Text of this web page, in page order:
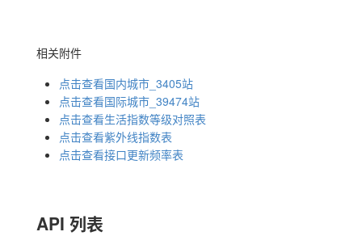
相关附件
点击查看国内城市_3405站
点击查看国际城市_39474站
点击查看生活指数等级对照表
点击查看紫外线指数表
点击查看接口更新频率表
API 列表